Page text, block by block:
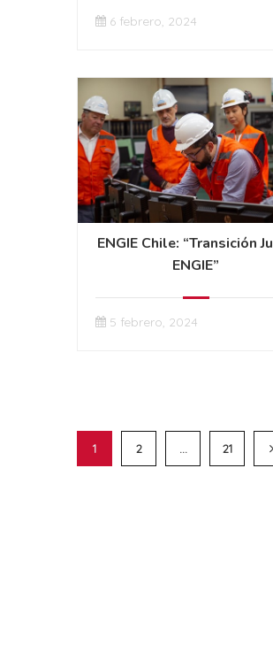
6 febrero, 2024
ENGIE Chile: “Transición
ENGIE”
5 febrero, 2024
1 2 … 21